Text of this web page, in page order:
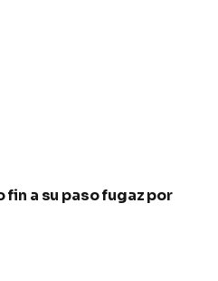
a su paso fugaz por